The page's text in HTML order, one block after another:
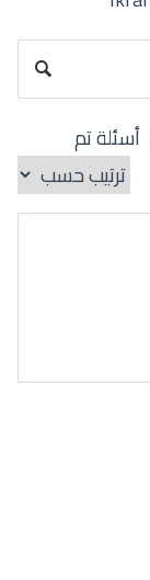
أسئلة تم